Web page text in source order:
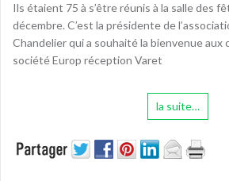
Ils étaient 75 à s’être réunis à la salle des
décembre. C’est la présidente de
Chandelier qui a souhaité la bienvenue aux
société Europ réception Varet
la suite…